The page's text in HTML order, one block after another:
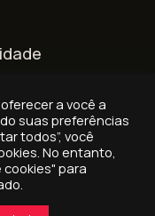
a você a
suas preferências
todos”, você
No entanto,
para